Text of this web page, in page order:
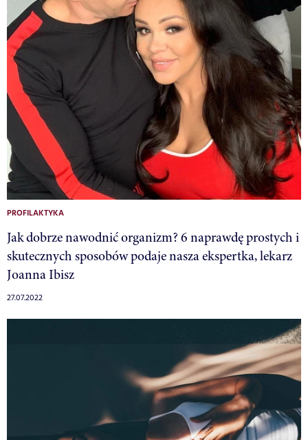
PROFILAKTYKA
Jak dobrze nawodnić organizm? 6 naprawdę prostych i
skutecznych sposobów podaje nasza ekspertka, lekarz
Joanna Ibisz
27.07.2022